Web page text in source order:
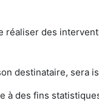
des
destinataire, sera
des fins